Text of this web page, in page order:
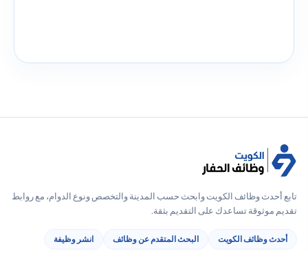
تابع أحدث وظائف الكويت وابحث حسب المدينة والتخصص ونوع الدوام، مع روابط
تقديم موثوقة تساعدك على التقديم بثقة.
أحدث وظائف الكويت البحث المتقدم عن وظائف انشر وظيفة